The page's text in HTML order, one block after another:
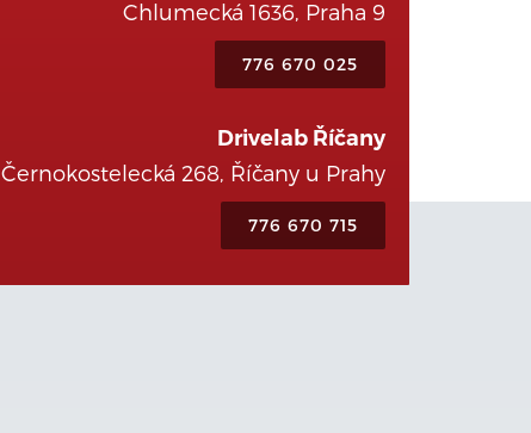
Chlumecká 1636, Praha 9
776 670 025
Drivelab Říčany
Černokostelecká 268, Říčany u Prahy
776 670 715